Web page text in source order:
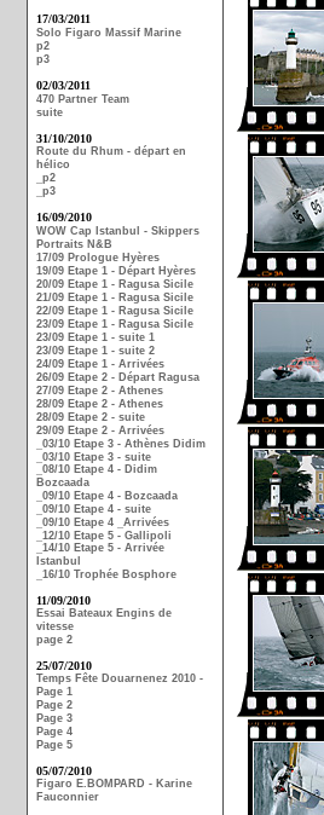
17/03/2011
Solo Figaro Massif Marine
p2
p3
02/03/2011
470 Partner Team
suite
31/10/2010
Route du Rhum - départ en
hélico
_p2
_p3
16/09/2010
WOW Cap Istanbul - Skippers
Portraits N&B
17/09 Prologue Hyères
19/09 Etape 1 - Départ Hyères
20/09 Etape 1 - Ragusa Sicile
21/09 Etape 1 - Ragusa Sicile
22/09 Etape 1 - Ragusa Sicile
23/09 Etape 1 - Ragusa Sicile
23/09 Etape 1 - suite 1
23/09 Etape 1 - suite 2
24/09 Etape 1 - Arrivées
26/09 Etape 2 - Départ Ragusa
27/09 Etape 2 - Athenes
28/09 Etape 2 - Athenes
28/09 Etape 2 - suite
29/09 Etape 2 - Arrivées
_03/10 Etape 3 - Athènes Didim
_03/10 Etape 3 - suite
_08/10 Etape 4 - Didim
Bozcaada
_09/10 Etape 4 - Bozcaada
_09/10 Etape 4 - suite
_09/10 Etape 4 _Arrivées
_12/10 Etape 5 - Gallipoli
_14/10 Etape 5 - Arrivée
Istanbul
_16/10 Trophée Bosphore
11/09/2010
Essai Bateaux Engins de
vitesse
page 2
25/07/2010
Temps Fête Douarnenez 2010 -
Page 1
Page 2
Page 3
Page 4
Page 5
05/07/2010
Figaro E.BOMPARD - Karine
Fauconnier